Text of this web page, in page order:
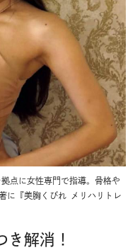
点に女性専門で指導。骨格や
に『美胸くびれ メリハリトレ
解消！